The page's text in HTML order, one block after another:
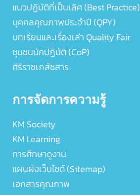
แนวปฏิบัติที่เป็นเลิศ (Best Practice)
บุคคลคุณภาพประจำปี (QPY)
บทเรียนและเรื่องเล่า Quality Fair
ชุมชนนักปฏิบัติ (CoP)
ศิริราชเภสัชสาร
การจัดการความรู้
KM Society
KM Learning
การศึกษาดูงาน
แผนผังเว็บไซต์ (Sitemap)
เอกสารคุณภาพ